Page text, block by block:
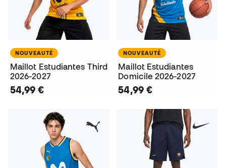
NOUVEAUTÉ
Maillot Estudiantes Third
2026-2027
54,99 €
NOUVEAUTÉ
Maillot Estudiantes
Domicile 2026-2027
54,99 €